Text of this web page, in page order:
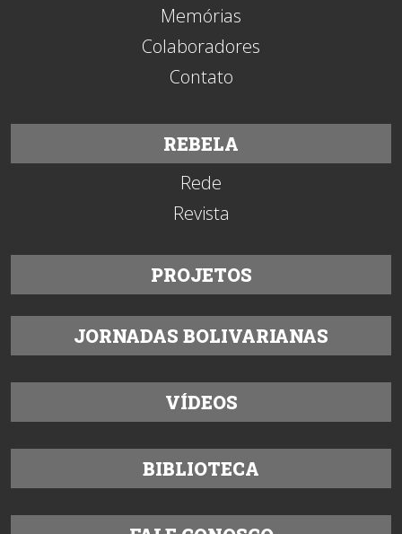
Memórias
Colaboradores
Contato
REBELA
Rede
Revista
PROJETOS
JORNADAS BOLIVARIANAS
VÍDEOS
BIBLIOTECA